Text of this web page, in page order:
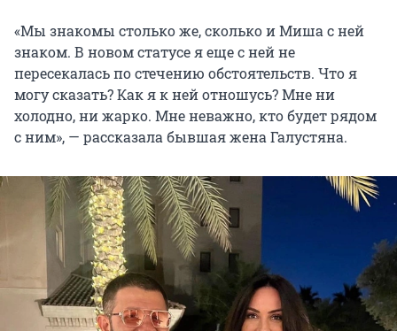
«Мы знакомы столько же, сколько и Миша с ней
знаком. В новом статусе я еще с ней не
пересекалась по стечению обстоятельств. Что я
могу сказать? Как я к ней отношусь? Мне ни
холодно, ни жарко. Мне неважно, кто будет рядом
с ним», — рассказала бывшая жена Галустяна.